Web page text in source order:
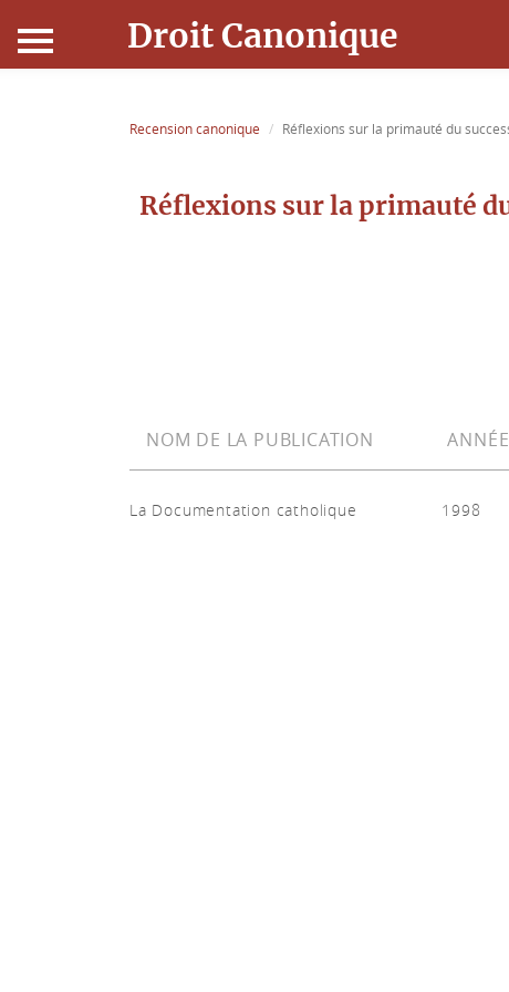
Droit Canonique
Ressources
Recension canonique Réflexions sur la primauté du
Réflexions sur la primauté
NOM DE LA PUBLICATION
La Documentation catholique 1998